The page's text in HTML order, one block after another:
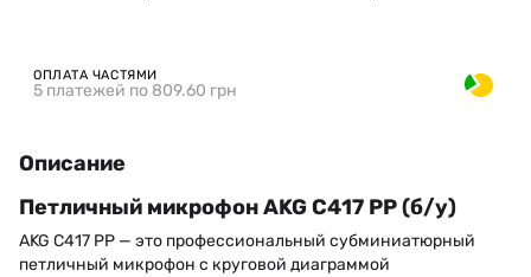
ОПЛАТА ЧАСТЯМИ
5 платежей по 809.60 грн
Описание
Петличный микрофон AKG C417 PP (б/у)
AKG C417 PP — это профессиональный субминиатюрный
петличный микрофон с круговой диаграммой